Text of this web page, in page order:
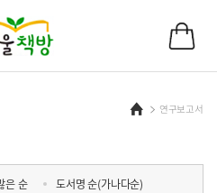
Home연구보고서
은 순 도서명 순(가나다순)